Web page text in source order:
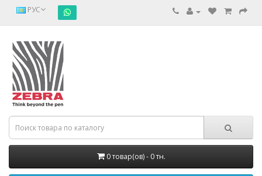
РУС
0 товар(ов) - 0 тн.